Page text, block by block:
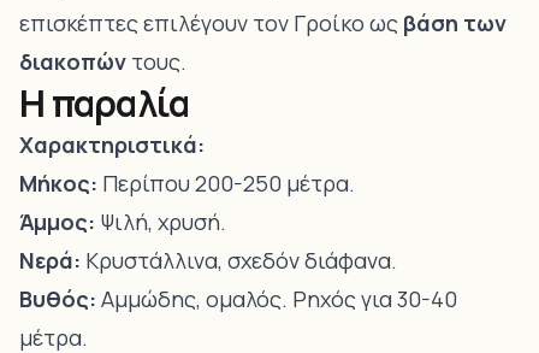
επισκέπτες επιλέγουν τον Γροίκο ως βάση των
διακοπών τους.
Η παραλία
Χαρακτηριστικά:
Μήκος: Περίπου 200-250 μέτρα.
Άμμος: Ψιλή, χρυσή.
Νερά: Κρυστάλλινα, σχεδόν διάφανα.
Βυθός: Αμμώδης, ομαλός. Ρηχός για 30-40
μέτρα.